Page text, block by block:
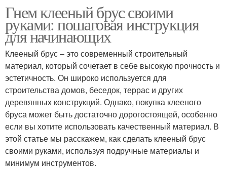
Гнем клееный брус своими
руками: пошаговая инструкция
для начинающих
Клееный брус – это современный строительный
материал, который сочетает в себе высокую прочность и
эстетичность. Он широко используется для
строительства домов, беседок, террас и других
деревянных конструкций. Однако, покупка клееного
бруса может быть достаточно дорогостоящей, особенно
если вы хотите использовать качественный материал. В
этой статье мы расскажем, как сделать клееный брус
своими руками, используя подручные материалы и
минимум инструментов.